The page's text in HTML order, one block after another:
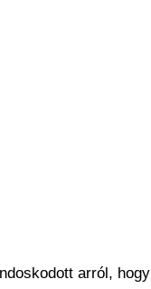
arról, hogy